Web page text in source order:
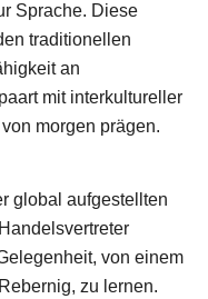
Sprache. Diese
traditionellen
an
mit interkultureller
morgen prägen.
global aufgestellten
von einem
zu lernen.